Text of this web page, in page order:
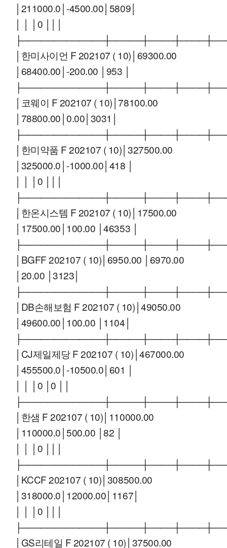
│211000.0│-4500.00│5809│
│ │ │0 │││
│한미사이언 F 202107 ( 10)│69300.00
│68400.00│-200.00 │953 │
│코웨이 F 202107 ( 10)│78100.00
│78800.00│0.00│3031│
│한미약품 F 202107 ( 10)│327500.00
│325000.0│-1000.00│418 │
│ │ │0 │││
│한온시스템 F 202107 ( 10)│17500.00
│17500.00│100.00 │46353 │
│BGFF 202107 ( 10)│6950.00 │6970.00
│20.00 │3123│
│DB손해보험 F 202107 ( 10)│49050.00
│49600.00│100.00 │1104│
│CJ제일제당 F 202107 ( 10)│467000.00
│455500.0│-10500.0│601 │
│ │ │0 │0 ││
│한샘 F 202107 ( 10)│110000.00
│110000.0│500.00 │82 │
│ │ │0 │││
│KCCF 202107 ( 10)│308500.00
│318000.0│12000.00│1167│
│ │ │0 │││
│GS리테일 F 202107 ( 10)│37500.00